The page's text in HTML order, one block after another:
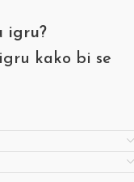
igru?
kako bi se